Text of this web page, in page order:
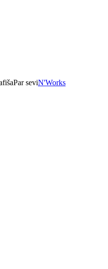
Par seviN'Works